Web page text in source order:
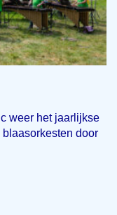
weer het jaarlijkse
door